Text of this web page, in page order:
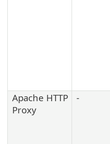
Apache HTTP
Proxy
-